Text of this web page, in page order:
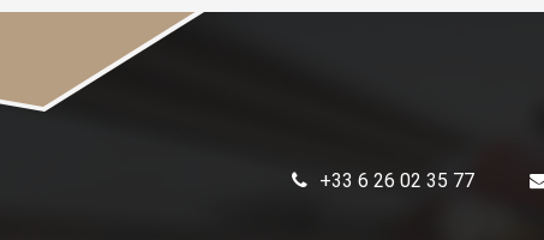
+33 6 26 02 35 77